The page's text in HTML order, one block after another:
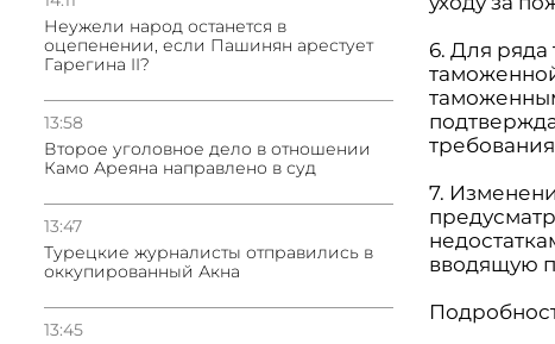
Неужели народ останется в
оцепенении, если Пашинян арестует
Гарегина II?
13:58
Второе уголовное дело в отношении
Камо Ареяна направлено в суд
13:47
Турецкие журналисты отправились в
оккупированный Акна
13:45
6. Для ряда
7.
вводящую